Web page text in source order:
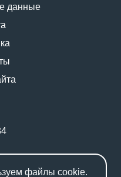
данные
файлы cookie.